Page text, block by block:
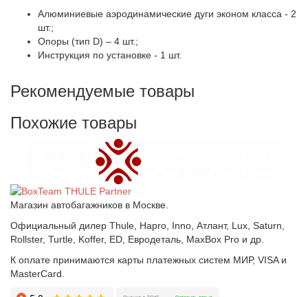
Алюминиевые аэродинамические дуги эконом класса - 2
шт.;
Опоры (тип D) – 4 шт.;
Инструкция по установке - 1 шт.
Рекомендуемые товары
Похожие товары
Магазин автобагажников в Москве.
Официальный дилер Thule, Hapro, Inno, Атлант, Lux, Saturn,
Rollster, Turtle, Koffer, ED, Евродеталь, MaxBox Pro и др.
К оплате принимаются карты платежных систем МИР, VISA и
MasterCard.